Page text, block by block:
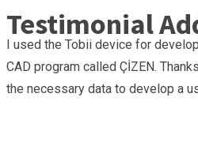
Testimonial
I used the Tobii device for
CAD program called ÇİZEN.
the necessary data to develop a